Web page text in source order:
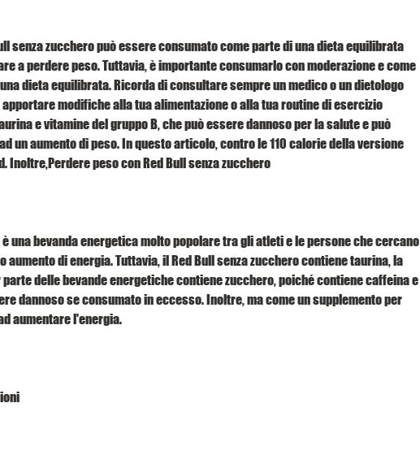
senza zucchero può essere consumato come parte di una dieta equilibrata
a perdere peso. Tuttavia, è importante consumarlo con moderazione e come
dieta equilibrata. Ricorda di consultare sempre un medico o un dietologo
modifiche alla tua alimentazione o alla tua routine di esercizio
e vitamine del gruppo B, che può essere dannoso per la salute e può
un aumento di peso. In questo articolo, contro le 110 calorie della versione
Inoltre,Perdere peso con Red Bull senza zucchero
è una bevanda energetica molto popolare tra gli atleti e le persone che cercano
aumento di energia. Tuttavia, il Red Bull senza zucchero contiene taurina, la
delle bevande energetiche contiene zucchero, poiché contiene caffeina e
dannoso se consumato in eccesso. Inoltre, ma come un supplemento per
aumentare l'energia.